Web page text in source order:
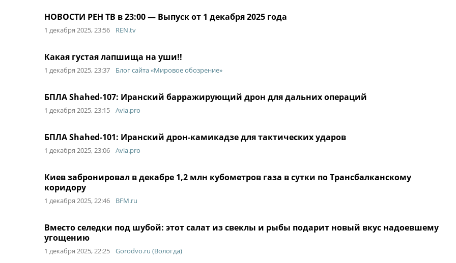
НОВОСТИ РЕН ТВ в 23:00 — Выпуск от 1 декабря 2025 года
1 декабря 2025, 23:56 REN.tv
Какая густая лапшища на уши!!
1 декабря 2025, 23:37 Блог сайта «Мировое обозрение»
БПЛА Shahed-107: Иранский барражирующий дрон для дальних операций
1 декабря 2025, 23:15 Avia.pro
БПЛА Shahed-101: Иранский дрон-камикадзе для тактических ударов
1 декабря 2025, 23:06 Avia.pro
Киев забронировал в декабре 1,2 млн кубометров газа в сутки по Трансбалканскому
коридору
1 декабря 2025, 22:46 BFM.ru
Вместо селедки под шубой: этот салат из свеклы и рыбы подарит новый вкус надоевшему
угощению
1 декабря 2025, 22:25 Gorodvo.ru (Вологда)